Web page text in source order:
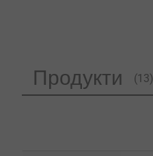
Продукти (13)